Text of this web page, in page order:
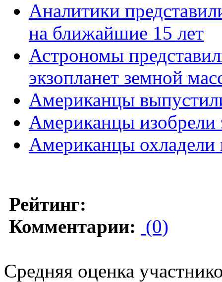
Аналитики
на ближайшие 15 лет
Астрономы
экзопланет земной
Американцы
Американцы изобрели
Американцы
Рейтинг:
Комментарии: (0)
Средняя оценка